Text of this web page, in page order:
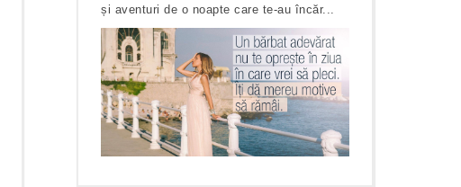
și aventuri de o noapte care te-au încăr...